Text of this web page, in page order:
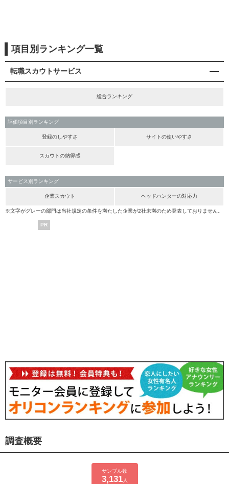
項目別ランキング一覧
転職スカウトサービス
総合ランキング
評価項目別ランキング
登録のしやすさ サイトの使いやすさ
スカウトの納得感
サービス別ランキング
企業スカウト ヘッドハンターの対応力
※文字がグレーの部門は当社規定の条件を満たした企業が2社未満のため発表しておりません。
PR
調査概要
サンプル数
3,131人